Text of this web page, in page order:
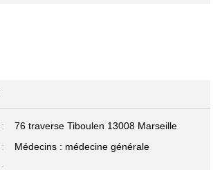
76 traverse Tiboulen 13008 Marseille
Médecins : médecine générale